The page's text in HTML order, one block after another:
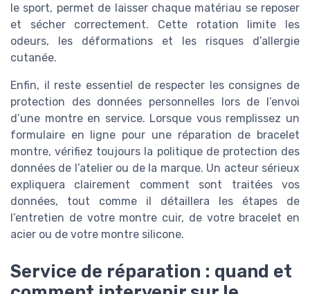
le sport, permet de laisser chaque matériau se reposer
et sécher correctement. Cette rotation limite les
odeurs, les déformations et les risques d’allergie
cutanée.
Enfin, il reste essentiel de respecter les consignes de
protection des données personnelles lors de l’envoi
d’une montre en service. Lorsque vous remplissez un
formulaire en ligne pour une réparation de bracelet
montre, vérifiez toujours la politique de protection des
données de l’atelier ou de la marque. Un acteur sérieux
expliquera clairement comment sont traitées vos
données, tout comme il détaillera les étapes de
l’entretien de votre montre cuir, de votre bracelet en
acier ou de votre montre silicone.
Service de réparation : quand et